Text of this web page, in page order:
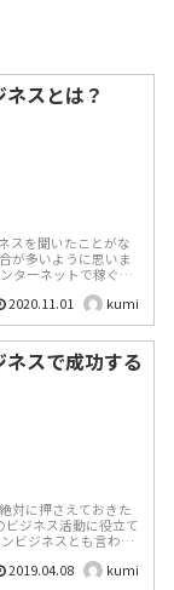
スとは？
スを聞いたことがな
が多いように思いま
ターネットで稼ぐビ
2020.11.01 kumi
スで成功する
対に押さえておきた
ジネス活動に役立て
ビジネスとも言わ
2019.04.08 kumi